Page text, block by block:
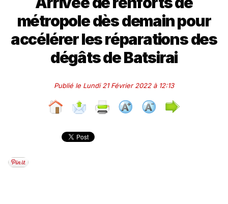
métropole dès demain pour
accélérer les réparations des
dégâts de Batsirai
Publié le Lundi 21 Février 2022 à 12:13